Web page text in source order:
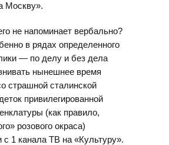
Москву».
не напоминает вербально?
в рядах определенного
— по делу и без дела
нынешнее время
страшной сталинской
привилегированной
(как правило,
розового окраса)
с 1 канала ТВ на «Культуру».